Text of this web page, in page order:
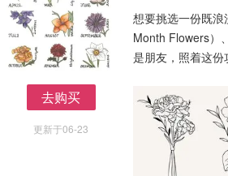
去购买
更新于06-23
想要挑选一份既
Month Flowers）
是朋友，照着这